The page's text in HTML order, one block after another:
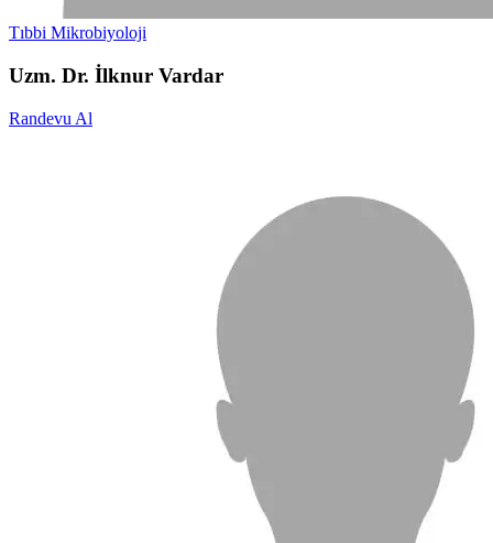
Tıbbi Mikrobiyoloji
Uzm. Dr. İlknur Vardar
Randevu Al